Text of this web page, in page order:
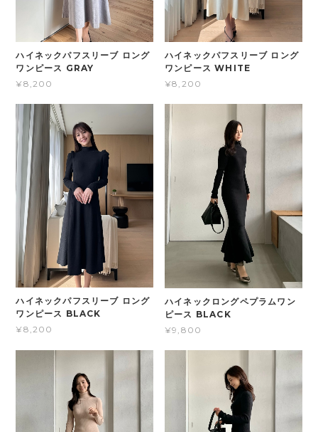
ハイネックパフスリーブ ロング
ワンピース GRAY
¥8,200
ハイネックパフスリーブ ロング
ワンピース WHITE
¥8,200
ハイネックパフスリーブ ロング
ワンピース BLACK
¥8,200
ハイネックロングペプラムワン
ピース BLACK
¥9,800